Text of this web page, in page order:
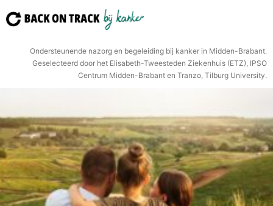
naar
Ondersteunende nazorg en begeleiding bij kanker in Midden-Brabant.
Geselecteerd door het Elisabeth-Tweesteden Ziekenhuis (ETZ), IPSO
Centrum Midden-Brabant en Tranzo, Tilburg University.